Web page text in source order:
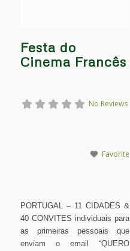
Festa do
Cinema Francês
No Reviews
Favorite
PORTUGAL – 11 CIDADES &
40 CONVITES individuais para
as primeiras pessoais que
enviam o email “QUERO